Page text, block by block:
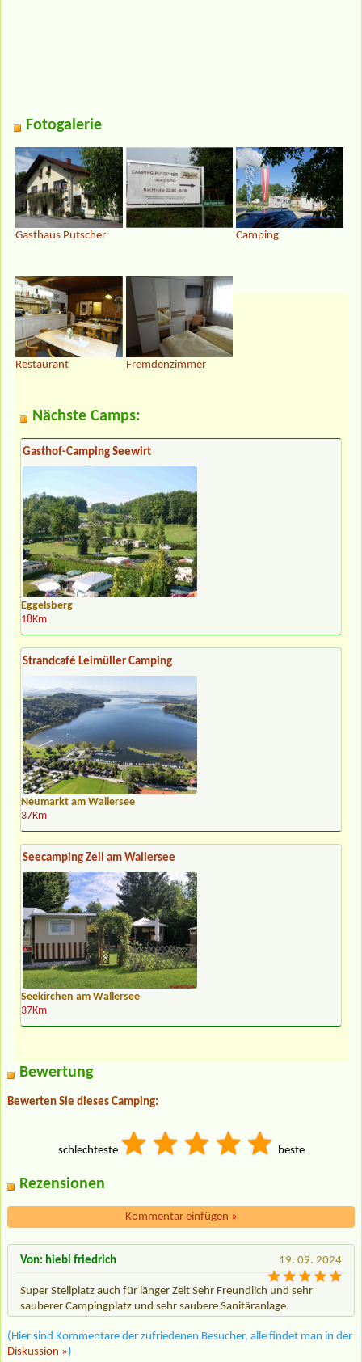
Fotogalerie
Gasthaus Putscher Camping
Restaurant Fremdenzimmer
Nächste Camps:
Gasthof-Camping Seewirt
Eggelsberg
18Km
Strandcafé Leimüller Camping
Neumarkt am Wallersee
37Km
Seecamping Zell am Wallersee
Seekirchen am Wallersee
37Km
Bewertung
Bewerten Sie dieses Camping:
schlechteste beste
Rezensionen
Kommentar einfügen »
19. 09. 2024
Von: hiebl friedrich
Super Stellplatz auch für länger Zeit Sehr Freundlich und sehr
sauberer Campingplatz und sehr saubere Sanitäranlage
(Hier sind Kommentare der zufriedenen Besucher, alle findet man in der
Diskussion »)